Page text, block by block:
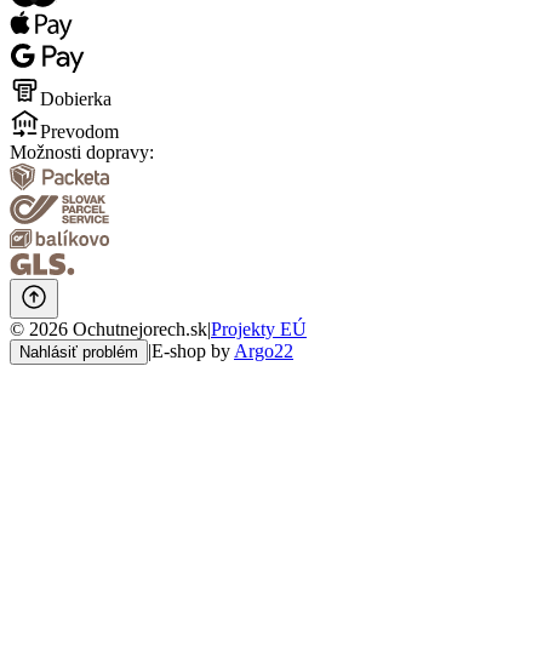
Dobierka
Prevodom
Možnosti dopravy:
© 2026 Ochutnejorech.sk|Projekty EÚ
Nahlásiť problém |E-shop by Argo22